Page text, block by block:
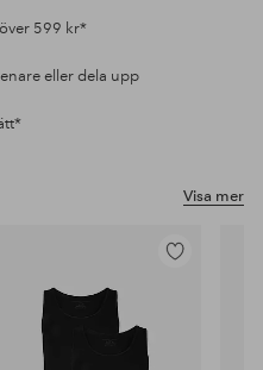
599 kr*
eller dela upp
Visa mer
Lägg